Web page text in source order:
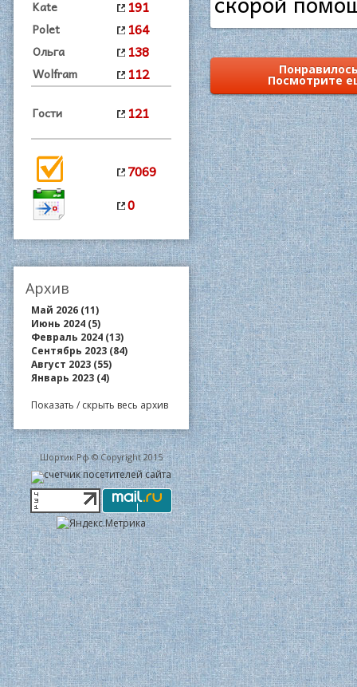
Kate 191
Polet 164
Ольга 138
Wolfram 112
Гости 121
7069
0
Архив
Май 2026 (11)
Июнь 2024 (5)
Февраль 2024 (13)
Сентябрь 2023 (84)
Август 2023 (55)
Январь 2023 (4)
Показать / скрыть весь архив
Шортик.Рф © Copyright 2015
Посмотрите